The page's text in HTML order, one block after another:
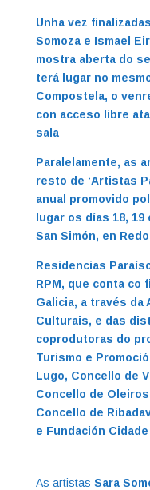
Unha vez
Somoza e Ismael
mostra aberta do
terá lugar no
Compostela, o
con acceso libre
sala
Paralelamente, as
resto de ‘Artistas
anual promovido
lugar os días 18,
San Simón, en
Residencias
RPM, que conta co
Galicia, através da
Culturais, e das
coprodutoras do
Turismo e
Lugo, Concello de
Concello de
Concello de
e Fundación
As artistas Sara